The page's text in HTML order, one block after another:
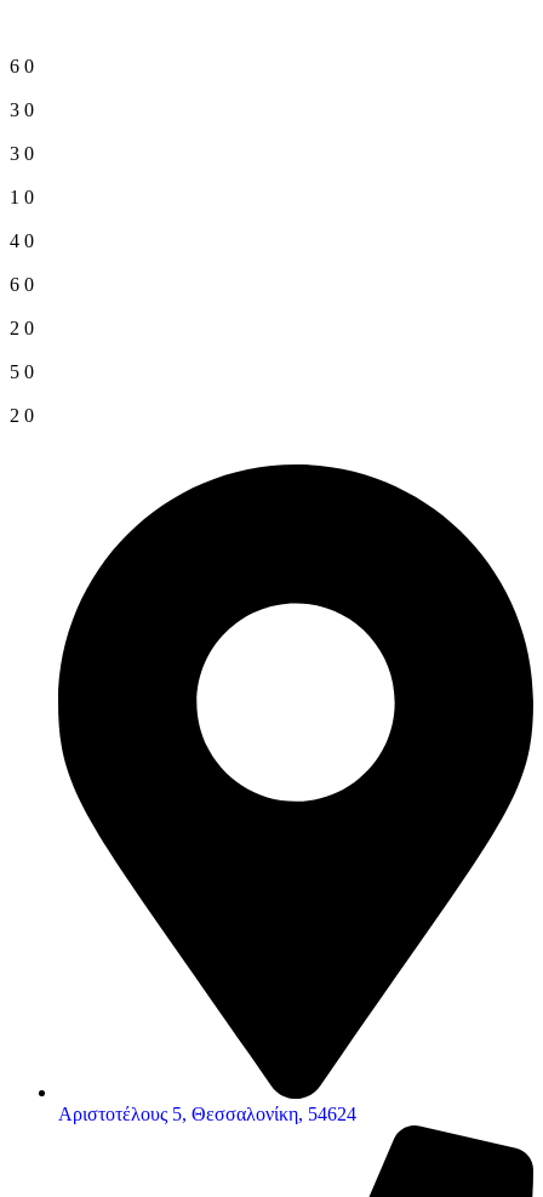
6 0
3 0
3 0
1 0
4 0
6 0
2 0
5 0
2 0
Αριστοτέλους 5, Θεσσαλονίκη, 54624